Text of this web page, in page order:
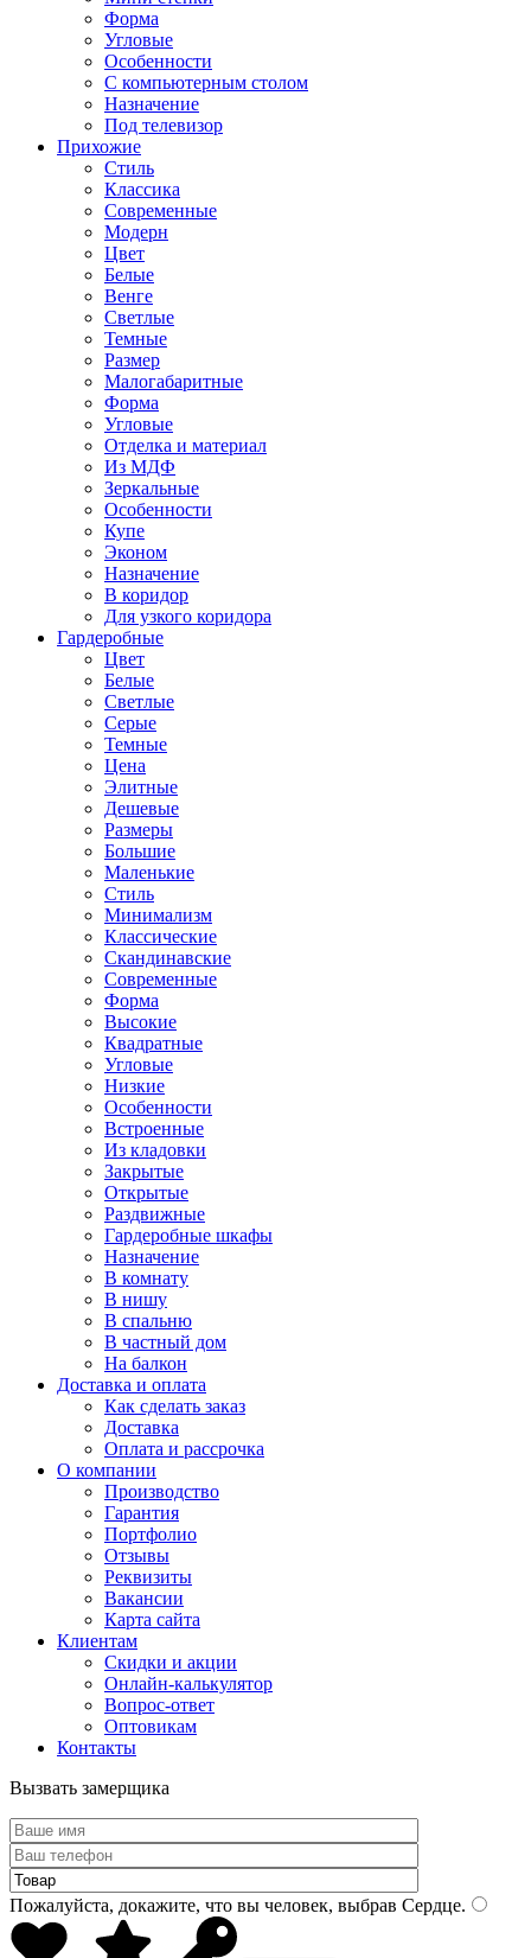
Форма
Угловые
Особенности
С компьютерным столом
Назначение
Под телевизор
Прихожие
Стиль
Классика
Современные
Модерн
Цвет
Белые
Венге
Светлые
Темные
Размер
Малогабаритные
Форма
Угловые
Отделка и материал
Из МДФ
Зеркальные
Особенности
Купе
Эконом
Назначение
В коридор
Для узкого коридора
Гардеробные
Цвет
Белые
Светлые
Серые
Темные
Цена
Элитные
Дешевые
Размеры
Большие
Маленькие
Стиль
Минимализм
Классические
Скандинавские
Современные
Форма
Высокие
Квадратные
Угловые
Низкие
Особенности
Встроенные
Из кладовки
Закрытые
Открытые
Раздвижные
Гардеробные шкафы
Назначение
В комнату
В нишу
В спальню
В частный дом
На балкон
Доставка и оплата
Как сделать заказ
Доставка
Оплата и рассрочка
О компании
Производство
Гарантия
Портфолио
Отзывы
Реквизиты
Вакансии
Карта сайта
Клиентам
Скидки и акции
Онлайн-калькулятор
Вопрос-ответ
Оптовикам
Контакты
Вызвать замерщика
Пожалуйста, докажите, что вы человек, выбрав Сердце.